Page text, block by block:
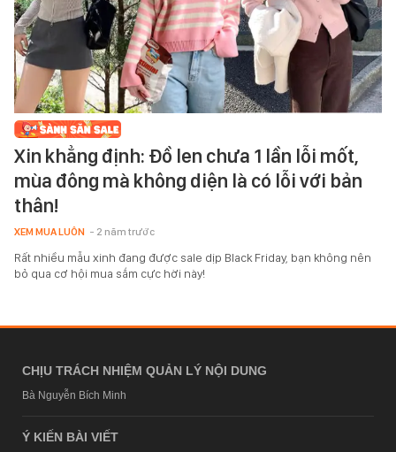
Xin khẳng định: Đồ len chưa 1 lần lỗi mốt,
mùa đông mà không diện là có lỗi với bản
thân!
XEM MUA LUÔN - 2 năm trước
Rất nhiều mẫu xinh đang được sale dịp Black Friday, bạn không nên
bỏ qua cơ hội mua sắm cực hời này!
CHỊU TRÁCH NHIỆM QUẢN LÝ NỘI DUNG
Bà Nguyễn Bích Minh
Ý KIẾN BÀI VIẾT